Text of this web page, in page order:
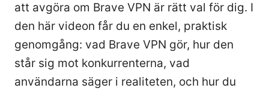
att avgöra om Brave VPN är rätt val för dig. I
den här videon får du en enkel, praktisk
genomgång: vad Brave VPN gör, hur den
står sig mot konkurrenterna, vad
användarna säger i realiteten, och hur du